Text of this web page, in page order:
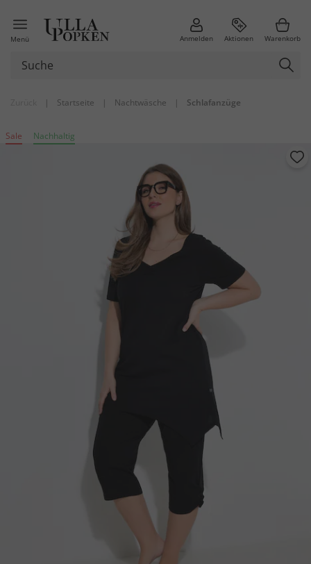
Menü Anmelden Aktionen Warenkorb
| Startseite | Nachtwäsche | Schlafanzüge
Sale Nachhaltig